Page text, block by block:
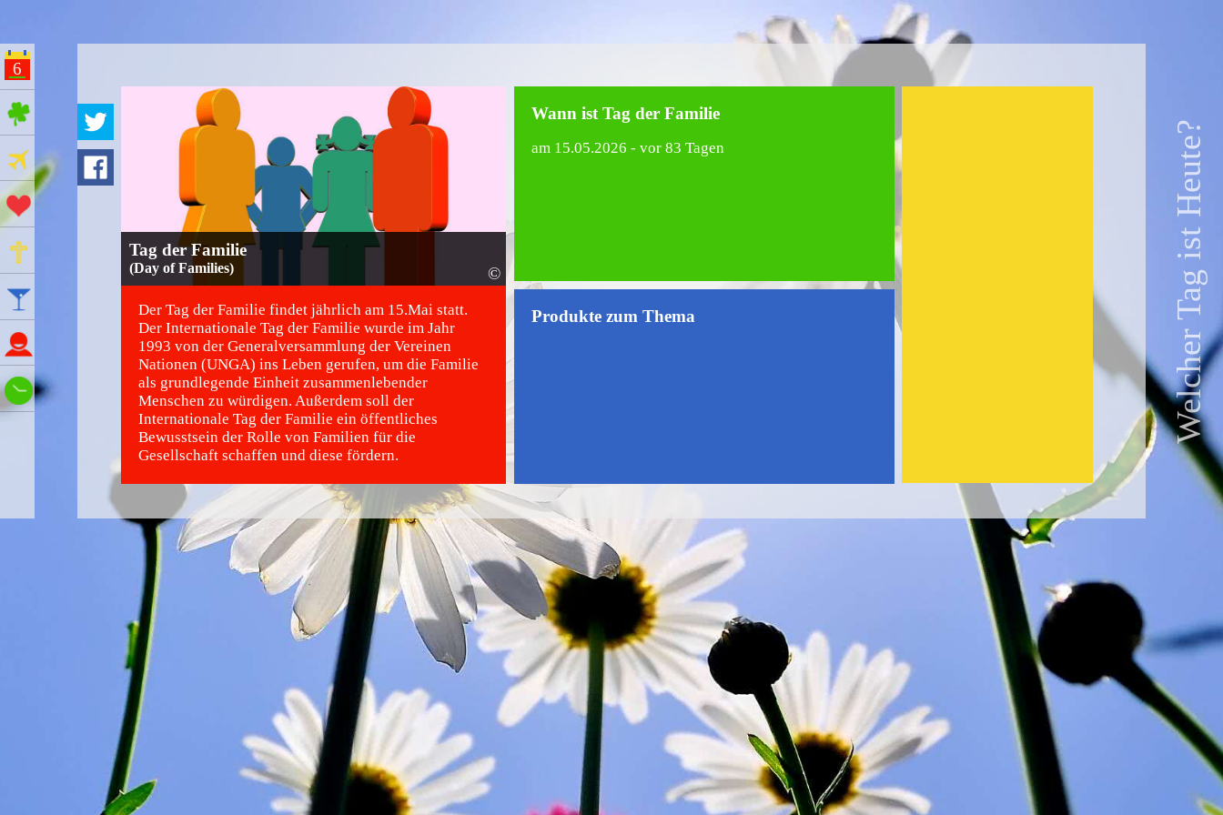
Welcher Tag ist Heute?
6
ges Feiertage
Ferien
Aktionstage
Gedenktage
Namenstage
Wie spät ist es?
Tag der Familie
(Day of Families) ©
Der Tag der Familie findet jährlich am 15.Mai statt.
Der Internationale Tag der Familie wurde im Jahr
1993 von der Generalversammlung der Vereinen
Nationen (UNGA) ins Leben gerufen, um die Familie
als grundlegende Einheit zusammenlebender
Menschen zu würdigen. Außerdem soll der
Internationale Tag der Familie ein öffentliches
Bewusstsein der Rolle von Familien für die
Gesellschaft schaffen und diese fördern.
Wann ist Tag der Familie
am 15.05.2026 - vor 83 Tagen
Produkte zum Thema